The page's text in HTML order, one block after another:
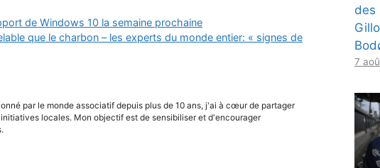
de Windows 10 la semaine prochaine
que le charbon – les experts du monde entier: « signes de
par le monde associatif depuis plus de 10 ans, j'ai à cœur de partager
locales. Mon objectif est de sensibiliser et d'encourager
des
7